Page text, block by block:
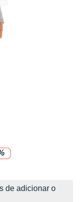
de adicionar o